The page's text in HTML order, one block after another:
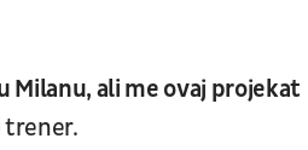
Milanu, ali me ovaj projekat
trener.